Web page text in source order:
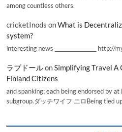
among countless others.
cricketInods onWhat is
system?
interesting news _________________
ラブドールonSimplifying Travel A
Finland Citizens
and spanking; each being endorsed by
subgroup.ダッチワイフ エロBeing tied